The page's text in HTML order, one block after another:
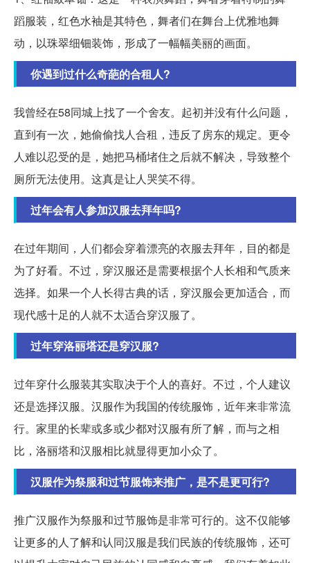
蹈服装，红色水袖是其特色，舞者们在舞台上优雅地舞
动，以珠翠细钿装饰，形成了一幅幅美丽的画面。
你遇到过什么奇葩的合租人?
我曾经在58同城上找了一个舍友。起初并没有什么问题，
直到有一次，她偷偷找人合租，违反了房东的规定。更令
人难以忍受的是，她把马桶堵住之后就不解决，导致整个
厕所无法使用。这真是让人哭笑不得。
过年会有人参加汉服去拜年吗?
在过年期间，人们都会穿着漂亮的衣服去拜年，目的都是
为了好看。不过，穿汉服还是需要根据个人长相和气质来
选择。如果一个人长得古典的话，穿汉服会更加适合，而
现代感十足的人就不太适合穿汉服了。
过年穿洛丽塔还是穿汉服?
过年穿什么服装其实取决于个人的喜好。不过，个人建议
还是选择汉服。汉服作为我国的传统服饰，近年来非常流
行。家里的长辈或多或少都对汉服有所了解，而与之相
比，洛丽塔和汉服相比就显得更加小众了。
汉服作为祭服和过节服饰来推广，是不是更可行?
推广汉服作为祭服和过节服饰是非常可行的。这不仅能够
让更多的人了解和认同汉服是我们民族的传统服饰，还可